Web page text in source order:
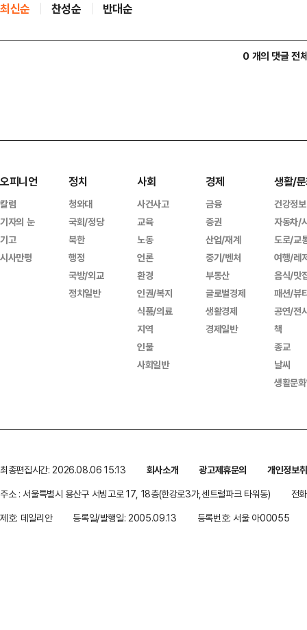
최신순 찬성순 반대순
0 개의 댓글 전
오피니언
칼럼
기자의 눈
기고
시사만평
정치
청와대
국회/정당
북한
행정
국방/외교
정치일반
사회
사건사고
교육
노동
언론
환경
인권/복지
식품/의료
지역
인물
사회일반
경제
금융
증권
산업/재계
중기/벤처
부동산
글로벌경제
생활경제
경제일반
생활/
건강정보
자동차/
도로/교
여행/레
음식/맛
패션/뷰
공연/전
책
종교
날씨
생활문
최종편집시간: 2026.08.06 15:13 회사소개 광고제휴문의
개인정보
주소 : 서울특별시 용산구 서빙고로 17, 18층(한강로3가,센트럴파크 타워동)
전
제호: 데일리안
등록일/발행일: 2005.09.13 등록번호: 서울 아00055